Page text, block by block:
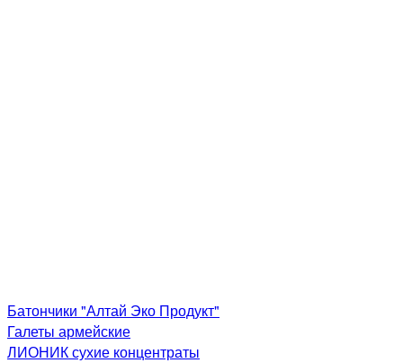
Батончики "Алтай Эко Продукт"
Галеты армейские
ЛИОНИК сухие концентраты